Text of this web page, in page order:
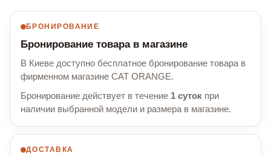
БРОНИРОВАНИЕ
Бронирование товара в магазине
В Киеве доступно бесплатное бронирование товара в
фирменном магазине CAT ORANGE.
Бронирование действует в течение 1 суток при
наличии выбранной модели и размера в магазине.
ДОСТАВКА